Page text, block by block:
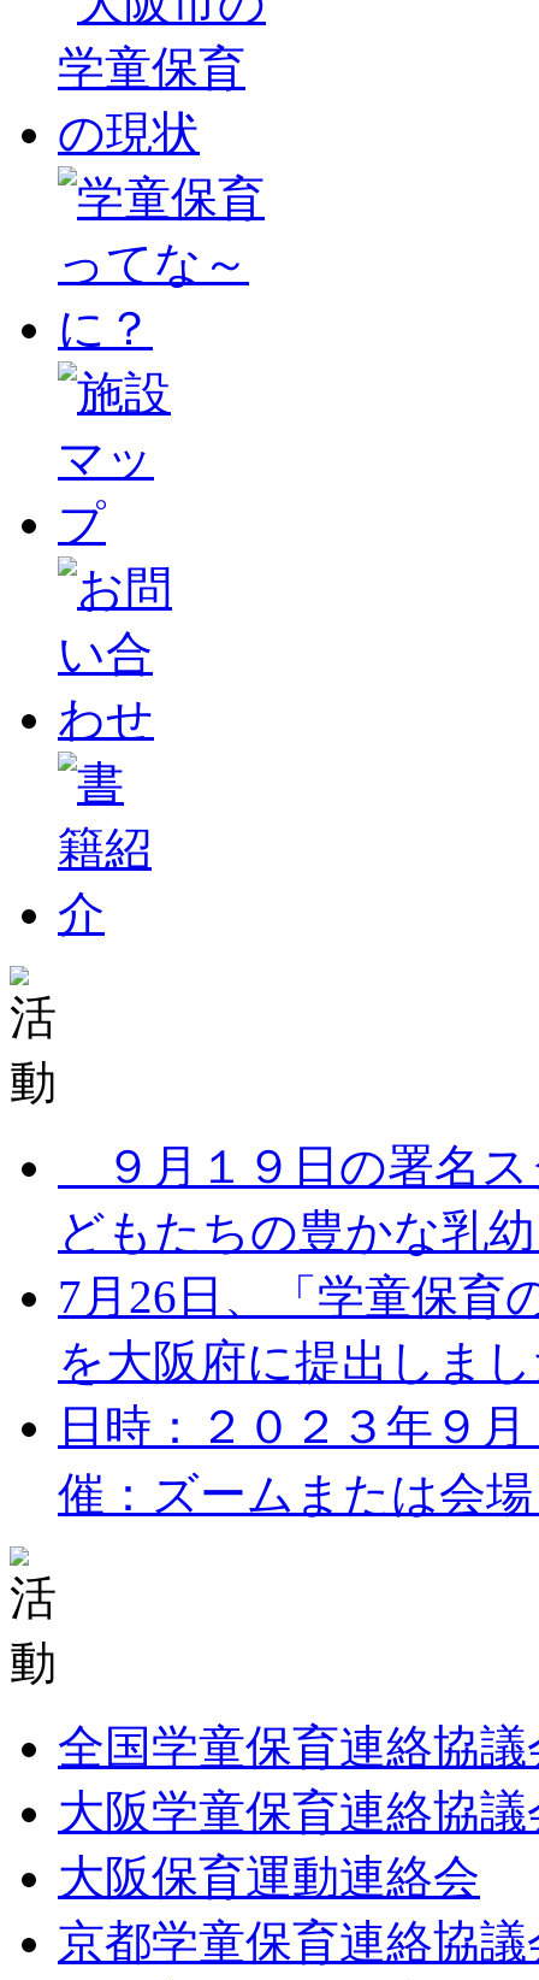
９月１９日の署名ス
どもたちの豊かな乳
7月26日、「学童保育
を大阪府に提出しま
日時：２０２３年９
催：ズームまたは会
全国学童保育連絡協議
大阪学童保育連絡協議
大阪保育運動連絡会
京都学童保育連絡協議